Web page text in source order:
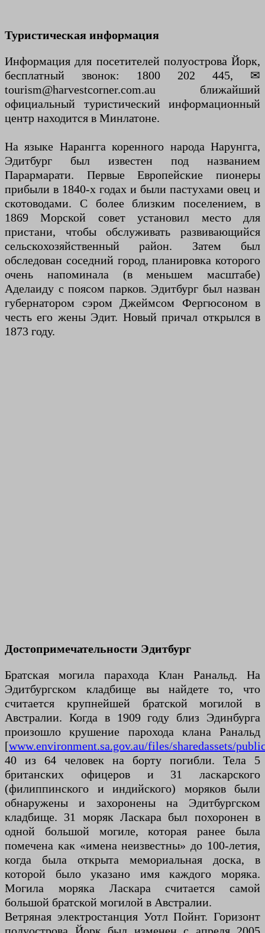
Туристическая информация
Информация для посетителей полуострова Йорк,
бесплатный звонок: 1800 202 445, ✉
tourism@harvestcorner.com.au ближайший
официальный туристический информационный
центр находится в Минлатоне.
На языке Нарангга коренного народа Нарунгга,
Эдитбург был известен под названием
Парармарати. Первые Европейские пионеры
прибыли в 1840-х годах и были пастухами овец и
скотоводами. С более близким поселением, в
1869 Морской совет установил место для
пристани, чтобы обслуживать развивающийся
сельскохозяйственный район. Затем был
обследован соседний город, планировка которого
очень напоминала (в меньшем масштабе)
Аделаиду с поясом парков. Эдитбург был назван
губернатором сэром Джеймсом Фергюсоном в
честь его жены Эдит. Новый причал открылся в
1873 году.
Достопримечательности Эдитбург
Братская могила парахода Клан Ранальд. На
Эдитбургском кладбище вы найдете то, что
считается крупнейшей братской могилой в
Австралии. Когда в 1909 году близ Эдинбурга
произошло крушение парохода клана Ранальд
[www.environment.sa.gov.au/files/sharedassets/
40 из 64 человек на борту погибли. Тела 5
британских офицеров и 31 ласкарского
(филиппинского и индийского) моряков были
обнаружены и захоронены на Эдитбургском
кладбище. 31 моряк Ласкара был похоронен в
одной большой могиле, которая ранее была
помечена как «имена неизвестны» до 100-летия,
когда была открыта мемориальная доска, в
которой было указано имя каждого моряка.
Могила моряка Ласкара считается самой
большой братской могилой в Австралии.
Ветряная электростанция Уотл Пойнт. Горизонт